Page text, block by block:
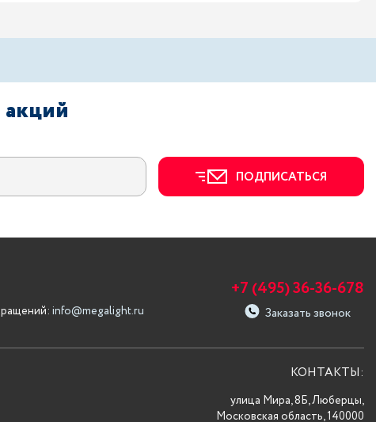
акций
ПОДПИСАТЬСЯ
info@megalight.ru
+7 (495) 36-36-678
Заказать звонок
КОНТАКТЫ:
улица Мира, 8Б, Люберцы,
Московская область, 140000